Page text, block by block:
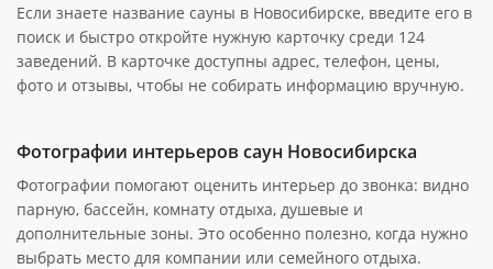
Если знаете название сауны в Новосибирске, введите его в
поиск и быстро откройте нужную карточку среди 124
заведений. В карточке доступны адрес, телефон, цены,
фото и отзывы, чтобы не собирать информацию вручную.
Фотографии интерьеров саун Новосибирска
Фотографии помогают оценить интерьер до звонка: видно
парную, бассейн, комнату отдыха, душевые и
дополнительные зоны. Это особенно полезно, когда нужно
выбрать место для компании или семейного отдыха.